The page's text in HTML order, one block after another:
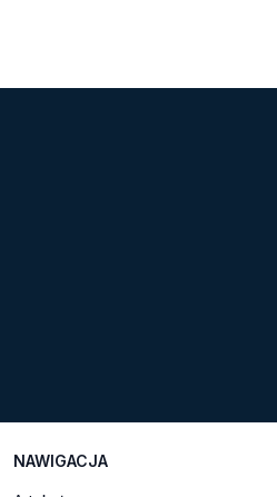
NAWIGACJA